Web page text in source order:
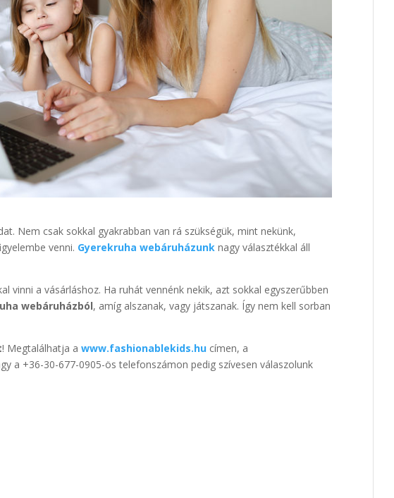
Nem csak sokkal gyakrabban van rá szükségük, mint nekünk,
venni. Gyerekruha webáruházunk nagy választékkal áll
vinni a vásárláshoz. Ha ruhát vennénk nekik, azt sokkal egyszerűbben
webáruházból, amíg alszanak, vagy játszanak. Így nem kell sorban
! Megtalálhatja awww.fashionablekids.hu címen, a
a +36-30-677-0905-ös telefonszámon pedig szívesen válaszolunk